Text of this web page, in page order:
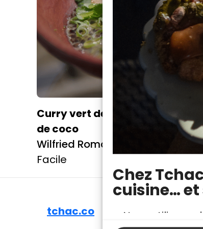
Chez
cuisine… et
Nous utilisons
Curry vert de lentille au lait
de coco
Wilfried Romain
Facile
tchac.co